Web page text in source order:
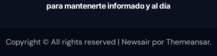
para mantenerte informado y al día
Copyright © All rights reserved | Newsair porThemeansar.